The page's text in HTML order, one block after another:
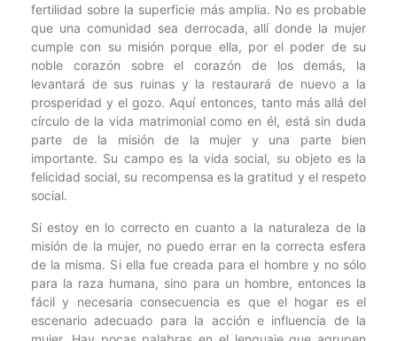
fertilidad sobre la superficie más amplia. No es probable
que una comunidad sea derrocada, allí donde la mujer
cumple con su misión porque ella, por el poder de su
noble corazón sobre el corazón de los demás, la
levantará de sus ruinas y la restaurará de nuevo a la
prosperidad y el gozo. Aquí entonces, tanto más allá del
círculo de la vida matrimonial como en él, está sin duda
parte de la misión de la mujer y una parte bien
importante. Su campo es la vida social, su objeto es la
felicidad social, su recompensa es la gratitud y el respeto
social.
Si estoy en lo correcto en cuanto a la naturaleza de la
misión de la mujer, no puedo errar en la correcta esfera
de la misma. Si ella fue creada para el hombre y no sólo
para la raza humana, sino para un hombre, entonces la
fácil y necesaria consecuencia es que el hogar es el
escenario adecuado para la acción e influencia de la